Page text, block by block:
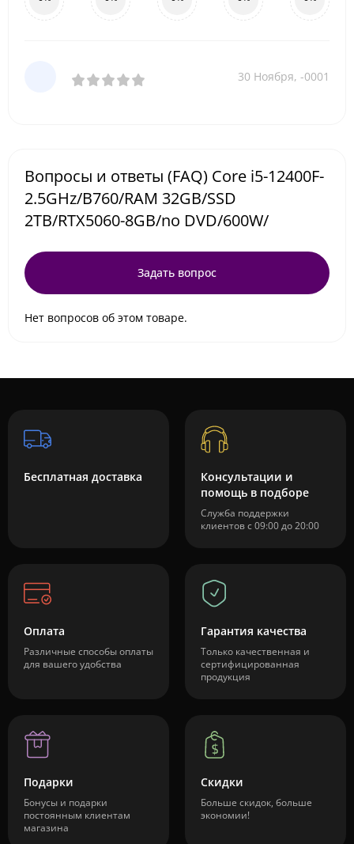
30 Ноября, -0001
Вопросы и ответы (FAQ) Core i5-12400F-
2.5GHz/B760/RAM 32GB/SSD
2TB/RTX5060-8GB/no DVD/600W/
Задать вопрос
Нет вопросов об этом товаре.
Бесплатная доставка
Консультации и
помощь в подборе
Служба поддержки
клиентов с 09:00 до 20:00
Оплата
Различные способы оплаты
для вашего удобства
Гарантия качества
Только качественная и
сертифицированная
продукция
Подарки
Бонусы и подарки
постоянным клиентам
магазина
Скидки
Больше скидок, больше
экономии!